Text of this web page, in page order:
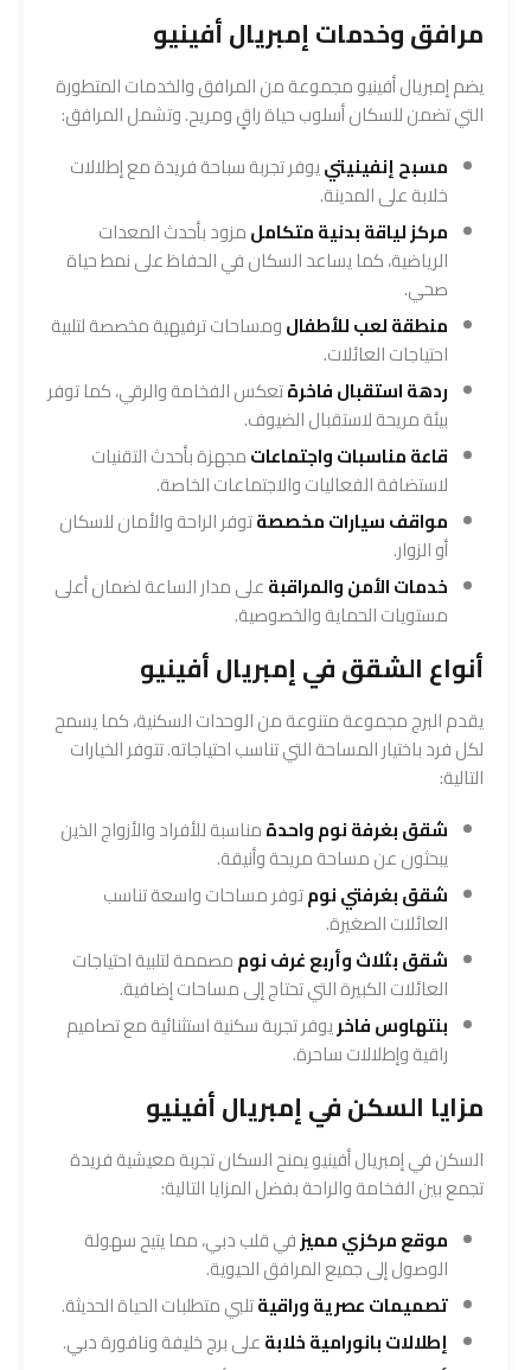
مرافق وخدمات إمبريال أفينيو
يضم إمبريال أفينيو مجموعة من المرافق والخدمات المتطورة
التي تضمن للسكان أسلوب حياة راقٍ ومريح. وتشمل المرافق:
مسبح إنفينيتييوفر تجربة سباحة فريدة مع إطلالات
خلابة على المدينة.
مركز لياقة بدنية متكاملمزود بأحدث المعدات
الرياضية، كما يساعد السكان في الحفاظ على نمط حياة
صحي.
منطقة لعب للأطفالومساحات ترفيهية مخصصة لتلبية
احتياجات العائلات.
ردهة استقبال فاخرةتعكس الفخامة والرقي، كما توفر
بيئة مريحة لاستقبال الضيوف.
قاعة مناسبات واجتماعاتمجهزة بأحدث التقنيات
لاستضافة الفعاليات والاجتماعات الخاصة.
مواقف سيارات مخصصةتوفر الراحة والأمان للسكان
أو الزوار.
خدمات الأمن والمراقبةعلى مدار الساعة لضمان أعلى
مستويات الحماية والخصوصية.
أنواع الشقق في إمبريال أفينيو
يقدم البرج مجموعة متنوعة من الوحدات السكنية، كما يسمح
لكل فرد باختيار المساحة التي تناسب احتياجاته. تتوفر الخيارات
التالية:
شقق بغرفة نوم واحدةمناسبة للأفراد والأزواج الذين
يبحثون عن مساحة مريحة وأنيقة.
شقق بغرفتي نومتوفر مساحات واسعة تناسب
العائلات الصغيرة.
شقق بثلاث وأربع غرف نوممصممة لتلبية احتياجات
العائلات الكبيرة التي تحتاج إلى مساحات إضافية.
بنتهاوس فاخريوفر تجربة سكنية استثنائية مع تصاميم
راقية وإطلالات ساحرة.
مزايا السكن في إمبريال أفينيو
السكن في إمبريال أفينيو يمنح السكان تجربة معيشية فريدة
تجمع بين الفخامة والراحة بفضل المزايا التالية:
موقع مركزي مميزفي قلب دبي، مما يتيح سهولة
الوصول إلى جميع المرافق الحيوية.
تصميمات عصرية وراقيةتلبي متطلبات الحياة الحديثة.
إطلالات بانورامية خلابةعلى برج خليفة ونافورة دبي.